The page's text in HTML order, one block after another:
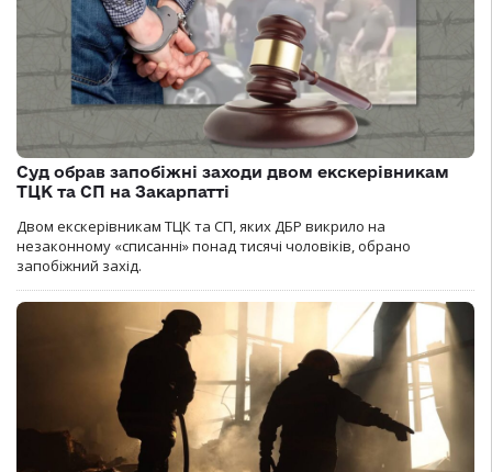
Суд обрав запобіжні заходи двом екскерівникам
ТЦК та СП на Закарпатті
Двом екскерівникам ТЦК та СП, яких ДБР викрило на
незаконному «списанні» понад тисячі чоловіків, обрано
запобіжний захід.